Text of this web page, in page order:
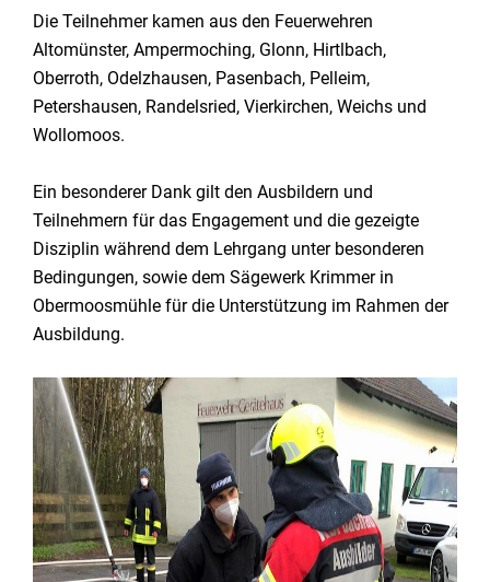
Die Teilnehmer kamen aus den Feuerwehren
Altomünster, Ampermoching, Glonn, Hirtlbach,
Oberroth, Odelzhausen, Pasenbach, Pelleim,
Petershausen, Randelsried, Vierkirchen, Weichs und
Wollomoos.
Ein besonderer Dank gilt den Ausbildern und
Teilnehmern für das Engagement und die gezeigte
Disziplin während dem Lehrgang unter besonderen
Bedingungen, sowie dem Sägewerk Krimmer in
Obermoosmühle für die Unterstützung im Rahmen der
Ausbildung.